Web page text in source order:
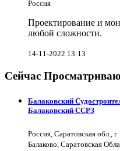
Россия
Проектирование и
любой сложности.
14-11-2022 13:13
Сейчас
Балаковский
Балаковский ССРЗ
Россия, Саратовская обл.,
Балаково, Саратовская